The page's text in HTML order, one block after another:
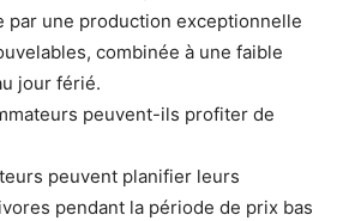
par une production exceptionnelle
combinée à une faible
jour férié.
peuvent-ils profiter de
peuvent planifier leurs
pendant la période de prix bas